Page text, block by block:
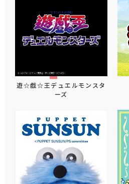
遊☆戯☆王デュエルモンスタ
ーズ